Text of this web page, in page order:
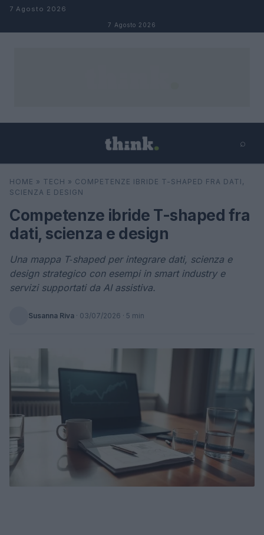
Salta al contenuto
7 Agosto 2026
7 Agosto 2026
⌕
Cerca ⌕ ×
HOME » TECH » COMPETENZE IBRIDE T-SHAPED FRA DATI,
SCIENZA E DESIGN
Competenze ibride T-shaped fra
dati, scienza e design
Una mappa T‑shaped per integrare dati, scienza e
design strategico con esempi in smart industry e
servizi supportati da AI assistiva.
Susanna Riva · 03/07/2026 · 5 min